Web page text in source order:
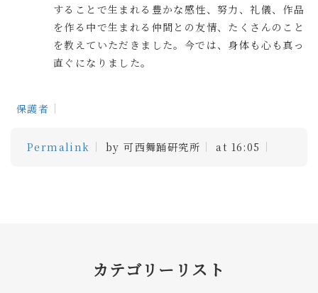
することで生まれる豊かな感性、努力、礼儀、作品
を作る中で生まれる仲間との友情、たくさんのこと
を教えていただきました。今では、身体も心も真っ
直ぐになりました。
保護者
Permalink by 可西舞踊研究所 at 16:05
カテゴリーリスト